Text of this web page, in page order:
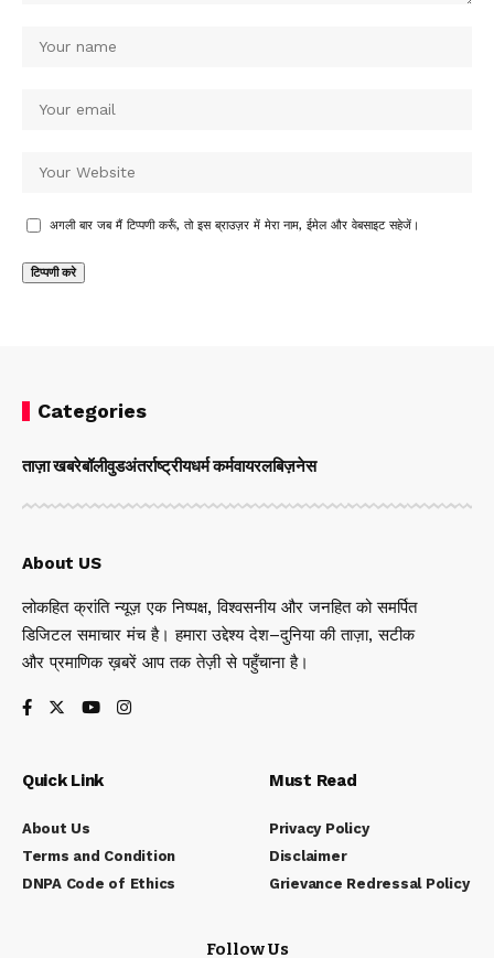
अगली बार जब मैं टिप्पणी करूँ, तो इस ब्राउज़र में मेरा नाम, ईमेल और वेबसाइट सहेजें।
Categories
ताज़ा खबरेबॉलीवुडअंतर्राष्ट्रीयधर्म कर्मवायरलबिज़नेस
About US
लोकहित क्रांति न्यूज़ एक निष्पक्ष, विश्वसनीय और जनहित को समर्पित
डिजिटल समाचार मंच है। हमारा उद्देश्य देश–दुनिया की ताज़ा, सटीक
और प्रमाणिक ख़बरें आप तक तेज़ी से पहुँचाना है।
Quick Link
About Us
Terms and Condition
DNPA Code of Ethics
Must Read
Privacy Policy
Disclaimer
Grievance Redressal Policy
Follow Us